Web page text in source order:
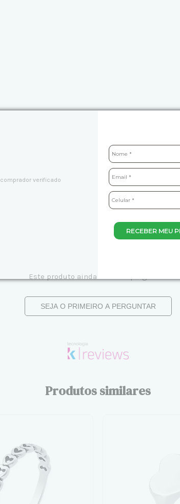
RECEBER MEU
comprador verificado
Este produto ainda não tem perguntas
SEJA O PRIMEIRO A PERGUNTAR
Produtos similares